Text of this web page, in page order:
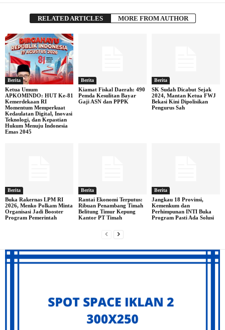
RELATED ARTICLES MORE FROM AUTHOR
Berita
Ketua Umum
APKOMINDO: HUT Ke-81
Kemerdekaan RI
Momentum Memperkuat
Kedaulatan Digital, Inovasi
Teknologi, dan Kepastian
Hukum Menuju Indonesia
Emas 2045
Berita
Kiamat Fiskal Daerah: 490
Pemda Kesulitan Bayar
Gaji ASN dan PPPK
Berita
SK Sudah Dicabut Sejak
2024, Mantan Ketua FWJ
Bekasi Kini Dipolisikan
Pengurus Sah
Berita
Buka Rakernas LPM RI
2026, Menko Polkam Minta
Organisasi Jadi Booster
Program Pemerintah
Berita
Rantai Ekonomi Terputus:
Ribuan Penambang Timah
Belitung Timur Kepung
Kantor PT Timah
Berita
Jangkau 18 Provinsi,
Kemenkum dan
Perhimpunan INTI Buka
Program Pasti Ada Solusi